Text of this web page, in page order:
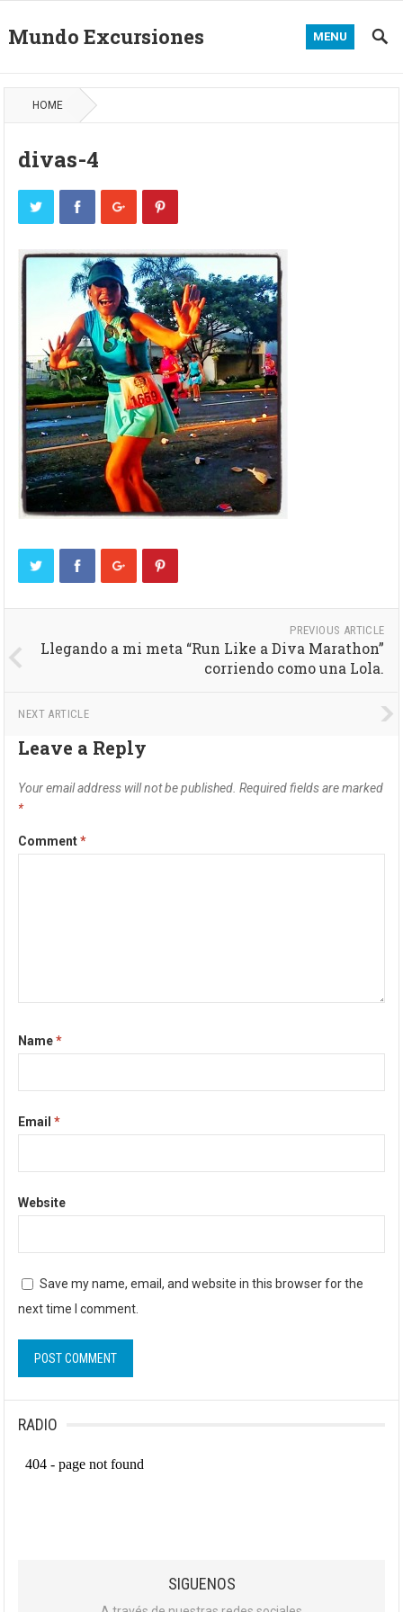
Mundo Excursiones MENU
HOME
divas-4
PREVIOUS ARTICLE
Llegando a mi meta “Run Like a Diva Marathon”
corriendo como una Lola.
NEXT ARTICLE
Leave a Reply
Your email address will not be published. Required fields are marked
*
Comment*
Name*
Email*
Website
Save my name, email, and website in this browser for the
next time I comment.
RADIO
SIGUENOS